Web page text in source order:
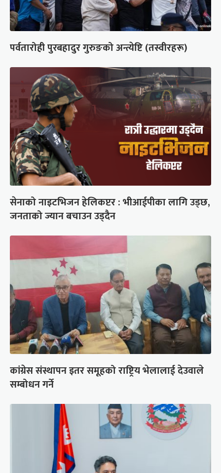
पर्वतारोही पुरबहादुर गुरुङको अन्त्येष्टि (तस्वीरहरू)
सेनाको नाइटभिजन हेलिकप्टर : भीआईपीका लागि उड्छ,
जनताको ज्यान बचाउन उड्दैन
कांग्रेस संस्थापन इतर समूहको राष्ट्रिय भेलालाई देउवाले
सम्बोधन गर्ने